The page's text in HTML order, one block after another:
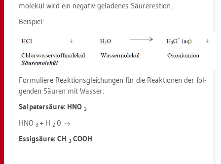
mo­le­kül wird ein ne­ga­tiv ge­la­de­nes Säu­re­res­ti­on.
Bei­spiel:
For­mu­lie­re Re­ak­ti­ons­glei­chun­gen für die Re­ak­tio­nen der fol­
gen­den Säu­ren mit Was­ser:
Sal­pe­ter­säu­re: HNO 3
HNO 3 + H 2 0 →
Es­sig­säu­re: CH 3 COOH